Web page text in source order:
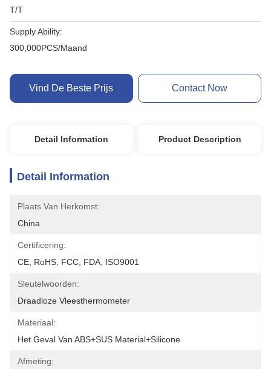
T/T
Supply Ability:
300,000PCS/Maand
Vind De Beste Prijs Contact Now
Detail Information Product Description
Detail Information
Plaats Van Herkomst:
China
Certificering:
CE, RoHS, FCC, FDA, ISO9001
Sleutelwoorden:
Draadloze Vleesthermometer
Materiaal:
Het Geval Van ABS+SUS Material+Silicone
Afmeting: